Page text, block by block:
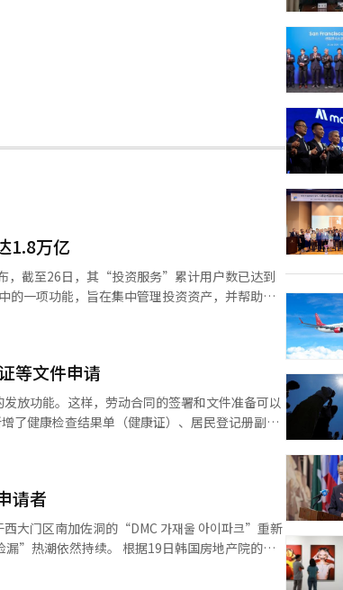
1.8万亿
有的投资产品状态，以及提供多种产品和投资
休账户（IRP）等证券公司金融产品纳入投资服
动提款服务”，目前已推出的11个产品中，有7
我们将继续推出多样化的产品和服务，减轻客户
等文件申请
放功能。这样，劳动合同的签署和文件准备可以
了健康检查结果单（健康证）、居民登记册副
支持雇员与雇主便捷签署劳动合同而推出的社会
是对于餐饮业等食品卫生相关行业的从业者，健
，但现在可以通过托斯银行应用查看并以PDF格
行将“简易劳动合同”服务与个体经营者使用
，还可以在应用中统一管理人力招聘、劳动合
劳动合同是为了更便捷和安全地保护劳动者和雇
请者
大门区南加佐洞的“DMC 가재울 아이파크”重新
”热潮依然持续。 根据19日韩国房地产院的申
供应的1个房源共收到19674份申请。 此次供应